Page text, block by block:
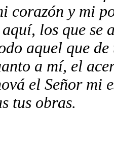
corazón y mi
los que se
aquel que
a mí, el
el Señor mi
tus obras.